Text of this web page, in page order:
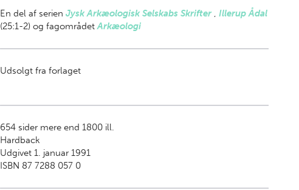
En del af serien Jysk Arkæologisk Selskabs Skrifter , Illerup Ådal
(25:1-2) og fagområdetArkæologi
Udsolgt fra forlaget
654sider mere end 1800 ill.
Hardback
Udgivet 1. januar 1991
ISBN 87 7288 057 0